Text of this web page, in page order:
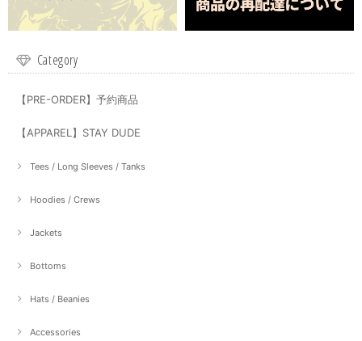
Category
【PRE-ORDER】予約商品
【APPAREL】STAY DUDE
Tees / Long Sleeves / Tanks
Hoodies / Crews
Jackets
Bottoms
Hats / Beanies
Accessories